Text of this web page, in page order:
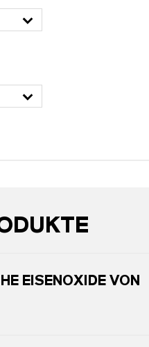
EISENOXIDE VON